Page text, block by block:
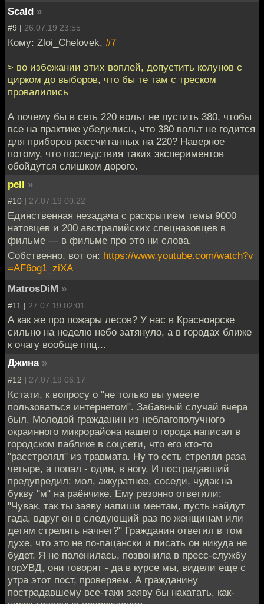
Scald »
#9 | 26.07.19 23:55
Кому: Zloi_Chelovek, #7
> во избежании этих воплей, допустить колунов с
цирком до выборов, что бы те там с треском
провалились
А почему бы в сеть 220 вольт не пустить 380, чтобы
все на практике убедились, что 380 вольт не годится
для приборов рассчитанных на 220? Наверное
потому, что последствия таких экспериментов
обойдутся слишком дорого.
pell »
#10 | 27.07.19 00:22
Единственная незадача с раскрытием темы 9000
натовцев и 200 австралийских спецназовцев в
фильме — в фильме про это ни слова.
Собственно, вот он: https://www.youtube.com/watch?v
=AF6og1_ziXA
MatrosDiM »
#11 | 27.07.19 02:01
А как же про пожары лесов? У нас в Красноярске
сильно на неделю небо затянуло, а в городах ближе
к очагу вообще ппц...
Джина »
#12 | 27.07.19 06:17
Кстати, к вопросу о "не только вы умеете
пользоваться интернетом". Забавный случай вчера
был. Молодой гражданин из неблагополучного
окраинного микрорайона нашего города написал в
городском паблике в соцсети, что его кто-то
"расстрелял" из травмата. Ну то есть стрелял раза
четыре, а попал - один, в ногу. И пострадавший
предупредил: мол, аккуратнее, соседи, чудак на
букву "м" на раёнчике. Ему резонно ответили:
"Чувак, так ты заяву напиши ментам, пусть найдут
гада, вдруг он в следующий раз по женщинам или
детям стрелять начнет?" Гражданин ответил в том
духе, что это не по-пацански и писать он никуда не
будет. Я не поленилась, позвонила в пресс-службу
горУВД, они говорят - да в курсе мы, видели еще с
утра этот пост, проверяем. А гражданину
пострадавшему все-таки заяву бы накатать, как-